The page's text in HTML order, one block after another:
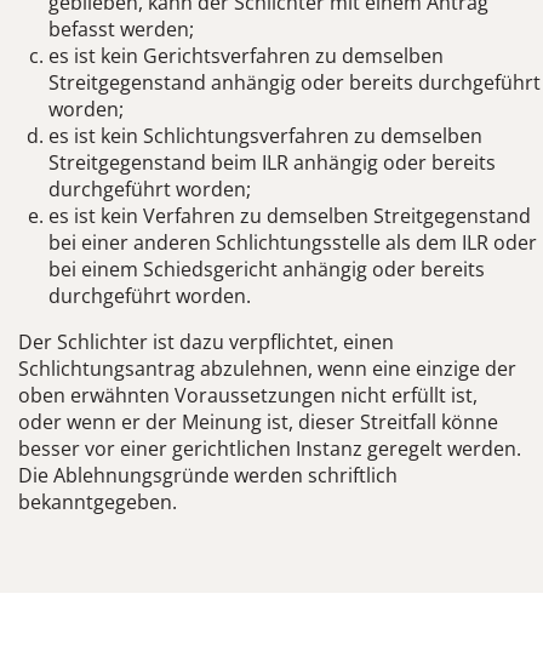
befasst werden;
es ist kein Gerichtsverfahren zu demselben
Streitgegenstand anhängig oder bereits durchgeführt
worden;
es ist kein Schlichtungsverfahren zu demselben
Streitgegenstand beim ILR anhängig oder bereits
durchgeführt worden;
es ist kein Verfahren zu demselben Streitgegenstand
bei einer anderen Schlichtungsstelle als dem ILR oder
bei einem Schiedsgericht anhängig oder bereits
durchgeführt worden.
Der Schlichter ist dazu verpflichtet, einen
Schlichtungsantrag abzulehnen, wenn eine einzige der
oben erwähnten Voraussetzungen nicht erfüllt ist,
oder wenn er der Meinung ist, dieser Streitfall könne
besser vor einer gerichtlichen Instanz geregelt werden.
Die Ablehnungsgründe werden schriftlich
bekanntgegeben.